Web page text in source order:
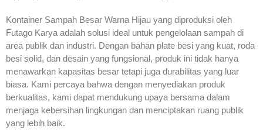
Kontainer Sampah Besar Warna Hijau yang diproduksi oleh
Futago Karya adalah solusi ideal untuk pengelolaan sampah di
area publik dan industri. Dengan bahan plate besi yang kuat, roda
besi solid, dan desain yang fungsional, produk ini tidak hanya
menawarkan kapasitas besar tetapi juga durabilitas yang luar
biasa. Kami percaya bahwa dengan menyediakan produk
berkualitas, kami dapat mendukung upaya bersama dalam
menjaga kebersihan lingkungan dan menciptakan ruang publik
yang lebih baik.